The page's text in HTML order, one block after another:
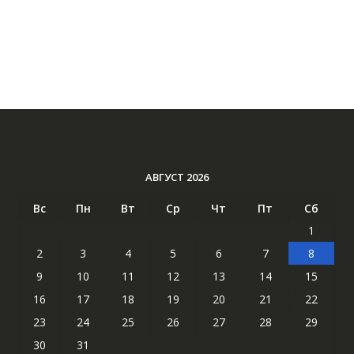
АВГУСТ 2026
Вс Пн Вт Ср Чт Пт
Сб
1
2
3 4 5 6 7
8
9
10 11 12 13 14
15
16
17 18 19 20 21
22
23
24 25 26 27 28
29
30
31